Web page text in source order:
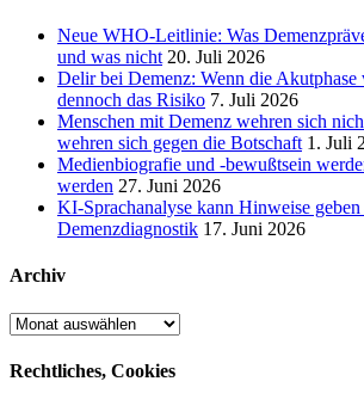
Neue WHO-Leitlinie: Was
und was nicht 20. Juli 2026
Delir bei Demenz: Wenn die Akutphase
dennoch das Risiko 7. Juli 2026
Menschen mit Demenz wehren sich
wehren sich gegen die Botschaft 1. Juli
Medienbiografie und -bewußtsein
werden 27. Juni 2026
KI-Sprachanalyse kann Hinweise geben
Demenzdiagnostik 17. Juni 2026
Archiv
Archiv
Rechtliches, Cookies